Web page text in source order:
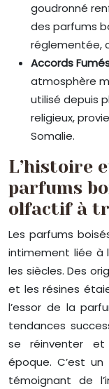
goudronné
des parfums
réglementée,
Accords
atmosphère
utilisé depuis
religieux,
Somalie.
L’histoire
parfums
olfactif à
Les parfums
intimement liée à
les siècles. Des
et les résines
l’essor de la
tendances
se réinventer
époque. C’est
témoignant de